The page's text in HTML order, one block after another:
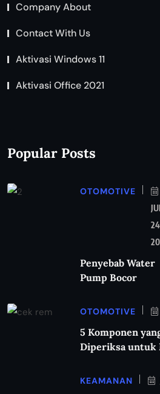
Company About
Contact With Us
Aktivasi Windows 11
Aktivasi Office 2021
Popular Posts
OTOMOTIVE
Penyebab Water
Pump Bocor
OTOMOTIVE
5 Komponen
Diperiksa untuk
KEAMANAN